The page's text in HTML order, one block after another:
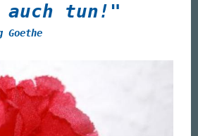
auch tun!"
Goethe